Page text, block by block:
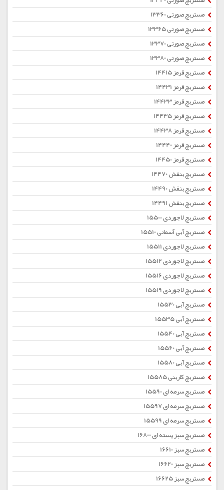
مستربچ صورتی 13360
مستربچ صورتی 13365
مستربچ صورتی 13370
مستربچ صورتی 13380
مستربچ قرمز 14415
مستربچ قرمز 14431
مستربچ قرمز 14433
مستربچ قرمز 14435
مستربچ قرمز 14438
مستربچ قرمز 14440
مستربچ قرمز 14450
مستربچ بنفش 14470
مستربچ بنفش 14490
مستربچ بنفش 14491
مستربچ لاجوردی 15500
مستربچ آبی آسمانی 15510
مستربچ لاجوردی 15511
مستربچ لاجوردی 15512
مستربچ لاجوردی 15516
مستربچ لاجوردی 15519
مستربچ آبی 15530
مستربچ آبی 15535
مستربچ آبی 15540
مستربچ آبی 15560
مستربچ آبی 15580
مستربچ کاربنی 15585
مستربچ سرمه ای 15590
مستربچ سرمه ای 15597
مستربچ سرمه ای 15599
مستربچ سبز پسته ای 16800
مستربچ سبز 16610
مستربچ سبز 16620
مستربچ سبز 16625